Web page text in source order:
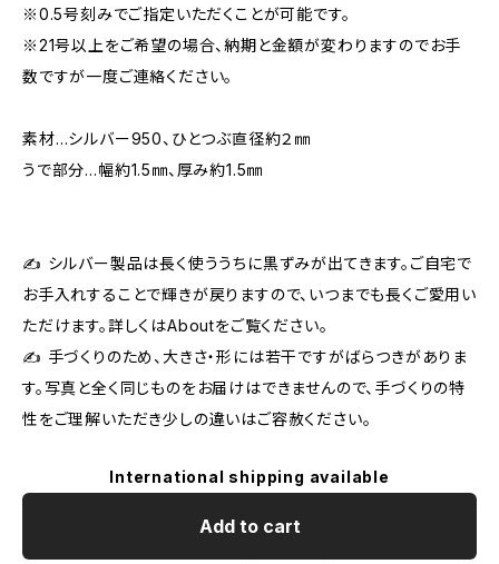
※0.5号刻みでご指定いただくことが可能です。
※21号以上をご希望の場合、納期と金額が変わりますのでお手
数ですが一度ご連絡ください。
素材…シルバー950、ひとつぶ直径約２㎜
うで部分…幅約1.5㎜、厚み約1.5㎜
✍ シルバー製品は長く使ううちに黒ずみが出てきます。ご自宅で
お手入れすることで輝きが戻りますので、いつまでも長くご愛用い
ただけます。詳しくはAboutをご覧ください。
✍ 手づくりのため、大きさ・形には若干ですがばらつきがありま
す。写真と全く同じものをお届けはできませんので、手づくりの特
性をご理解いただき少しの違いはご容赦ください。
International shipping available
Add to cart